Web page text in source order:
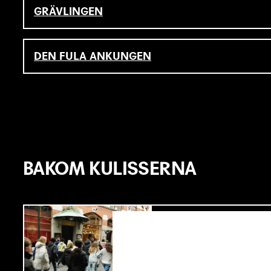
GRÄVLINGEN
DEN FULA ANKUNGEN
BAKOM KULISSERNA
SJU